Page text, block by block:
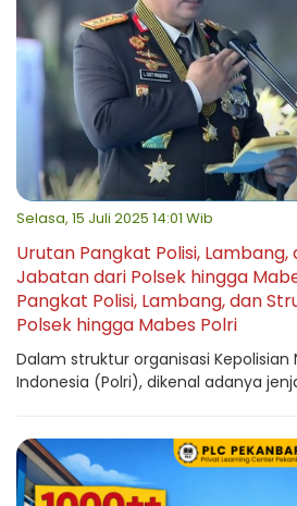
Selasa, 15 Juli 2025 14:01 Wib
Urutan Pangkat Polisi,
Jabatan dari Polsek hingga
Pangkat Polisi, Lambang, dan
Polsek hingga Mabes Polri
Dalam struktur organisasi Kepolisian
Indonesia (Polri), dikenal adanya